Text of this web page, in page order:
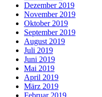
Dezember 2019
November 2019
Oktober 2019
September 2019
August 2019
Juli 2019
Juni 2019
Mai 2019
April 2019
März 2019